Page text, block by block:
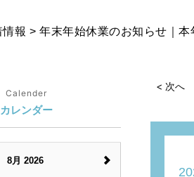
情報 年末年始休業のお知らせ｜本
< 次へ
Calender
カレンダー
8月 2026